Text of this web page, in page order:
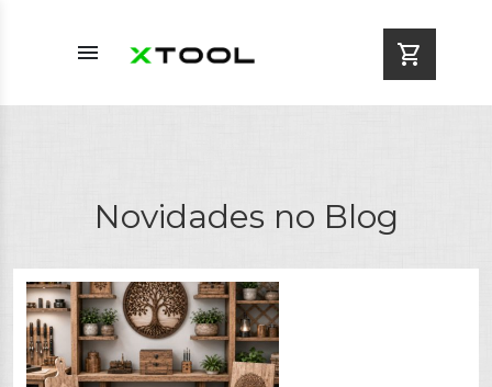
menu shopping_cart
Novidades no Blog